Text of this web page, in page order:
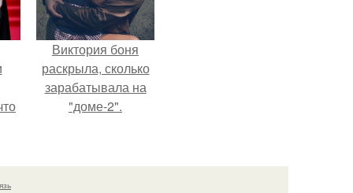
Виктория боня
раскрыла, сколько
зарабатывала на
"доме-2".